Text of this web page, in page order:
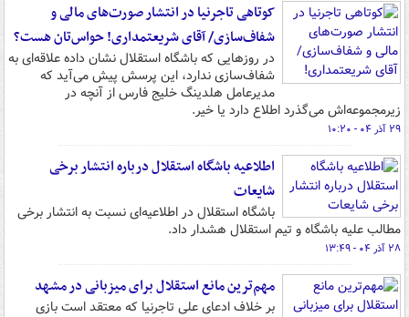
کوتاهی تاجرنیا در انتشار صورت‌های مالی و
شفاف‌سازی/ آقای شریعتمداری! حواس‌تان هست؟
در روزهایی که باشگاه استقلال نشان داده علاقه‌ای به
شفاف‌سازی ندارد، این پرسش پیش می‌آید که
مدیرعامل هلدینگ خلیج فارس از آنچه در
زیرمجموعه‌اش می‌گذرد اطلاع دارد یا خیر.
۲۹ آذر ۰۴ - ۱۰:۲۰
اطلاعیه باشگاه استقلال درباره انتشار برخی
شایعات
باشگاه استقلال در اطلاعیه‌ای نسبت به انتشار برخی
مطالب علیه باشگاه و تیم استقلال هشدار داد.
۲۸ آذر ۰۴ - ۱۳:۴۹
مهم‌ترین مانع استقلال برای میزبانی در مشهد
بر خلاف ادعای علی تاجرنیا که معتقد است بازی